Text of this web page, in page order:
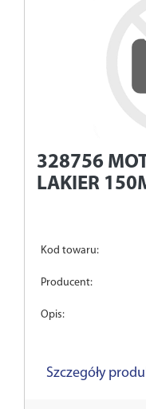
328756
LAKIER
Kod towaru:
Producent:
Opis:
Szczegóły